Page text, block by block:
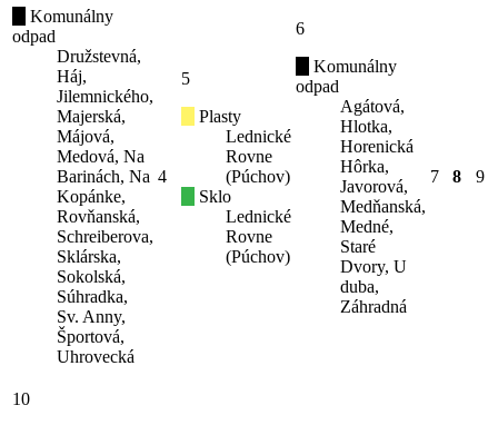
Komunálny
odpad
Družstevná,
Háj,
Jilemnického,
Majerská,
Májová,
Medová, Na
Barinách, Na
Kopánke,
Rovňanská,
Schreiberova,
Sklárska,
Sokolská,
Súhradka,
Sv. Anny,
Športová,
Uhrovecká
4
5
Plasty
Lednické
Rovne
(Púchov)
Sklo
Lednické
Rovne
(Púchov)
6
Komunálny
odpad
Agátová,
Hlotka,
Horenická
Hôrka,
Javorová,
Medňanská,
Medné,
Staré
Dvory, U
duba,
Záhradná
7 8 9
10